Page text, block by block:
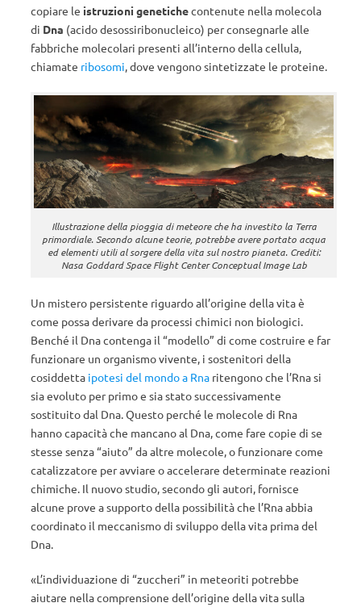
copiare le istruzioni genetichecontenute nella molecola
di Dna (acido desossiribonucleico) per consegnarle alle
fabbriche molecolari presenti all’interno della cellula,
chiamate ribosomi, dove vengono sintetizzate le proteine.
Illustrazione della pioggia di meteore che ha investito la Terra
primordiale. Secondo alcune teorie, potrebbe avere portato acqua
ed elementi utili al sorgere della vita sul nostro pianeta. Crediti:
Nasa Goddard Space Flight Center Conceptual Image Lab
Un mistero persistente riguardo all’origine della vita è
come possa derivare da processi chimici non biologici.
Benché il Dna contenga il “modello” di come costruire e far
funzionare un organismo vivente, i sostenitori della
cosiddetta ipotesi del mondo a Rna ritengono che l’Rna si
sia evoluto per primo e sia stato successivamente
sostituito dal Dna. Questo perché le molecole di Rna
hanno capacità che mancano al Dna, come fare copie di se
stesse senza “aiuto” da altre molecole, o funzionare come
catalizzatore per avviare o accelerare determinate reazioni
chimiche. Il nuovo studio, secondo gli autori, fornisce
alcune prove a supporto della possibilità che l’Rna abbia
coordinato il meccanismo di sviluppo della vita prima del
Dna.
«L’individuazione di “zuccheri” in meteoriti potrebbe
aiutare nella comprensione dell’origine della vita sulla